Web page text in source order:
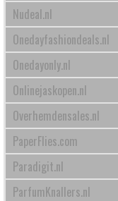
Nudeal.nl
Onedayfashiondeals.nl
Onedayonly.nl
Onlinejaskopen.nl
Overhemdensales.nl
PaperFlies.com
Paradigit.nl
ParfumKnallers.nl